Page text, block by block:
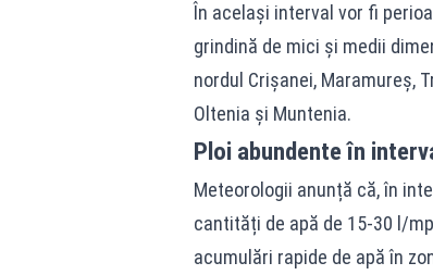
În același interval vor fi
grindină de mici și medii
nordul Crișanei, Maramureș,
Oltenia și Muntenia.
Ploi abundente în
Meteorologii anunță că, în
cantități de apă de 15-30 l/
acumulări rapide de apă în